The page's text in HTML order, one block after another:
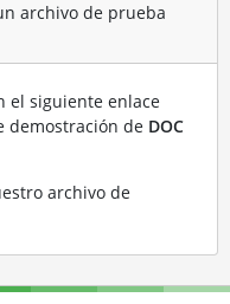
archivo de prueba
el siguiente enlace
demostración de DOC
archivo de